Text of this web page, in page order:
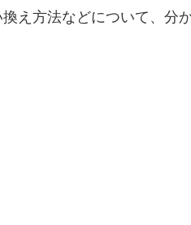
え方法などについて、分